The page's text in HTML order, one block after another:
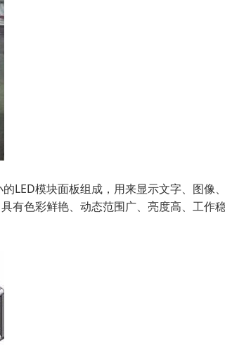
LED模块面板组成，用来显示文字、图像
有色彩鲜艳、动态范围广、亮度高、工作